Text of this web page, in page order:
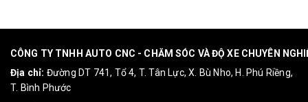
CÔNG TY TNHH AUTO CNC - CHĂM SÓC VÀ ĐỘ XE CHUYÊN
Địa chỉ: Đường DT 741, Tổ 4, T. Tân Lực, X. Bù Nho, H. Phú Riềng,
T. Bình Phước